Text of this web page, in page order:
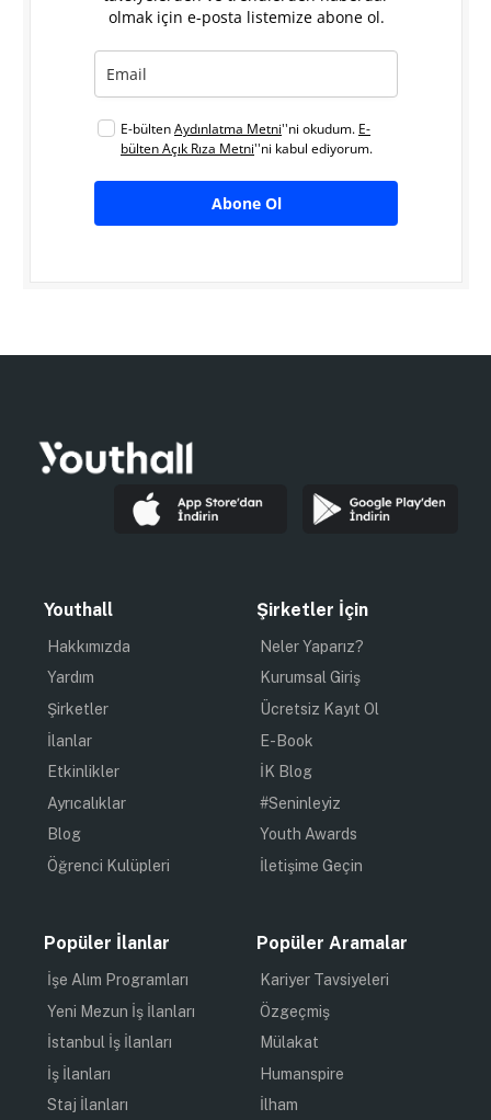
olmak için e-posta listemize abone ol.
E-bültenAydınlatma Metni''ni okudum. E-
bülten Açık Rıza Metni''ni kabul ediyorum.
Abone Ol
Youthall
Hakkımızda
Yardım
Şirketler
İlanlar
Etkinlikler
Ayrıcalıklar
Blog
Öğrenci Kulüpleri
Şirketler İçin
Neler Yaparız?
Kurumsal Giriş
Ücretsiz Kayıt Ol
E-Book
İK Blog
#Seninleyiz
Youth Awards
İletişime Geçin
Popüler İlanlar
İşe Alım Programları
Yeni Mezun İş İlanları
İstanbul İş İlanları
İş İlanları
Staj İlanları
Popüler Aramalar
Kariyer Tavsiyeleri
Özgeçmiş
Mülakat
Humanspire
İlham